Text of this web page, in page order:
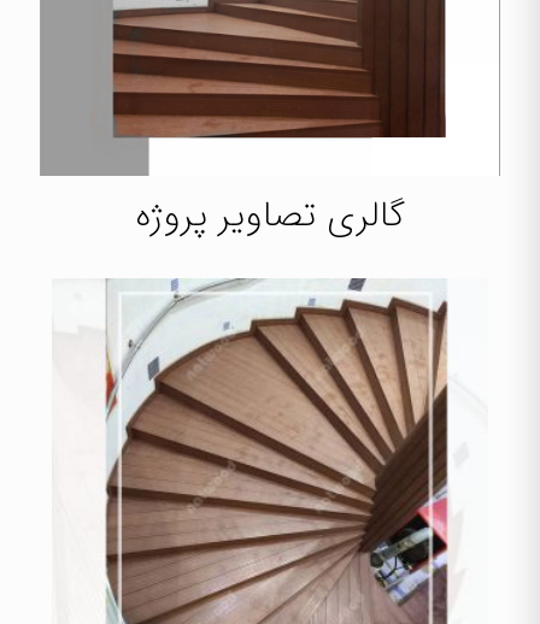
گالری تصاویر پروژه